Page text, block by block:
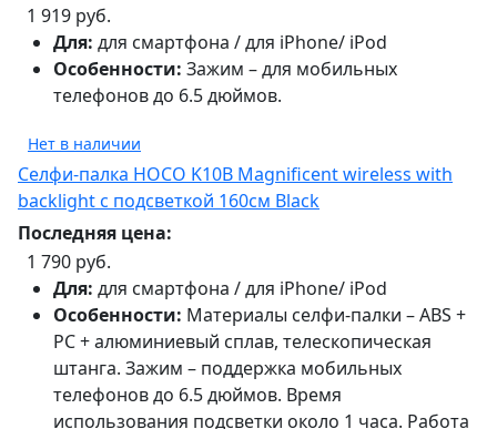
1 919 руб.
Для: для смартфона / для iPhone/ iPod
Особенности: Зажим – для мобильных
телефонов до 6.5 дюймов.
Нет в наличии
Селфи-палка HOCO K10B Magnificent wireless with
backlight с подсветкой 160см Black
Последняя цена:
1 790 руб.
Для: для смартфона / для iPhone/ iPod
Особенности: Материалы селфи-палки – ABS +
PC + алюминиевый сплав, телескопическая
штанга. Зажим – поддержка мобильных
телефонов до 6.5 дюймов. Время
использования подсветки около 1 часа. Работа